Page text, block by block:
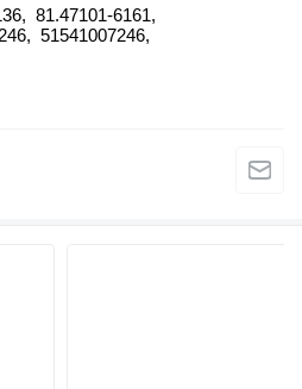
81.47101-6161,
51541007246,